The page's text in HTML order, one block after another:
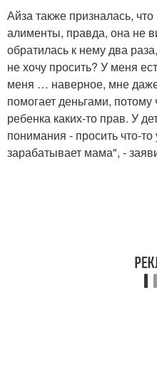
Айза также призналась,
алименты, правда, она не
обратилась к нему два
не хочу просить? У меня
меня … наверное, мне
помогает деньгами,
ребенка каких-то прав. У
понимания - просить что-
зарабатывает мама", -